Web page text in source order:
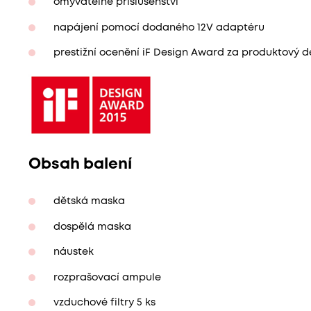
omyvatelné příslušenství
napájení pomocí dodaného 12V adaptéru
prestižní ocenění iF Design Award za produktový
Obsah balení
dětská maska
dospělá maska
náustek
rozprašovací ampule
vzduchové filtry 5 ks